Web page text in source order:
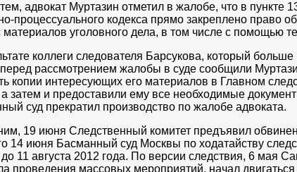
адвокат Муртазин отметил в жалобе, что в пункте
процессуального кодекса прямо закреплено право
материалов уголовного дела, в том числе с помощью
коллеги следователя Барсукова, который
рассмотрением жалобы в суде сообщили
копии интересующих его материалов в Главном
затем и предоставили ему все необходимые
суд прекратил производство по жалобе адвоката.
19 июня Следственный комитет предъявил
14 июня Басманный суд Москвы по ходатайству
11 августа 2012 года. По версии следствия, 6 мая
проведения массовых мероприятий, начал